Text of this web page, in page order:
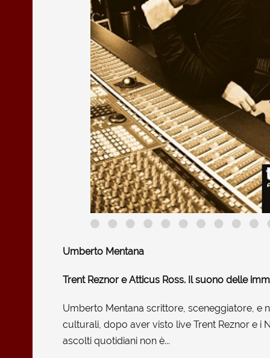
Umberto Mentana
Trent Reznor e Atticus Ross. Il suono delle
Umberto Mentana scrittore, sceneggiatore, e
culturali, dopo aver visto live Trent Reznor e i
ascolti quotidiani non è...